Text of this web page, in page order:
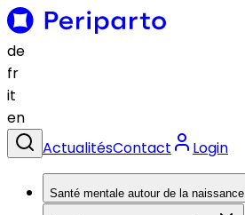
de
fr
it
en
ActualitésContact Login
Santé mentale autour de la naissance